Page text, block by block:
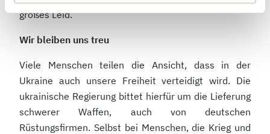
großes Leid.
Wir bleiben uns treu
Viele Menschen teilen die Ansicht, dass in der
Ukraine auch unsere Freiheit verteidigt wird. Die
ukrainische Regierung bittet hierfür um die Lieferung
schwerer Waffen, auch von deutschen
Rüstungsfirmen. Selbst bei Menschen, die Krieg und